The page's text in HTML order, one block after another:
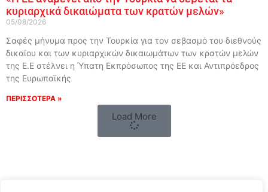
κυριαρχικά δικαιώματα των κρατών μελών»
05/08/2026
Σαφές μήνυμα προς την Τουρκία για τον σεβασμό του διεθνούς
δικαίου και των κυριαρχικών δικαιωμάτων των κρατών μελών
της Ε.Ε στέλνει η Ύπατη Εκπρόσωπος της ΕΕ και Αντιπρόεδρος
της Ευρωπαϊκής
ΠΕΡΙΣΣΟΤΕΡΑ »
Load More